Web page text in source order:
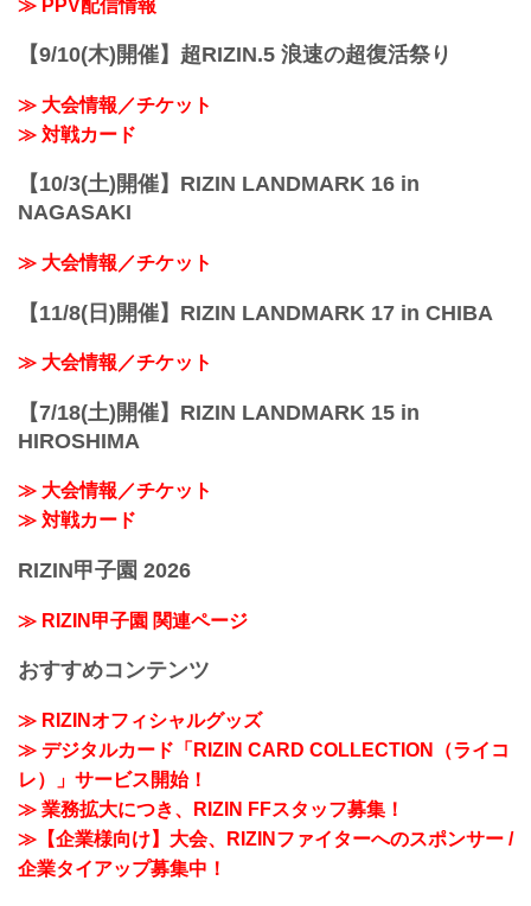
※通しチケットの返金の対応はございま
せん。
≫ PPV配信情報
【9/10(木)開催】超RIZIN.5 浪速の超復活祭り
≫ 大会情報／チケット
≫ 対戦カード
【10/3(土)開催】RIZIN LANDMARK 16 in
NAGASAKI
≫ 大会情報／チケット
【11/8(日)開催】RIZIN LANDMARK 17 in CHIBA
≫ 大会情報／チケット
【7/18(土)開催】RIZIN LANDMARK 15 in
HIROSHIMA
≫ 大会情報／チケット
≫ 対戦カード
RIZIN甲子園 2026
≫ RIZIN甲子園 関連ページ
おすすめコンテンツ
≫ RIZINオフィシャルグッズ
≫ デジタルカード「RIZIN CARD COLLECTION（ライコ
レ）」サービス開始！
≫ 業務拡大につき、RIZIN FFスタッフ募集！
≫【企業様向け】大会、RIZINファイターへのスポンサー /
企業タイアップ募集中！